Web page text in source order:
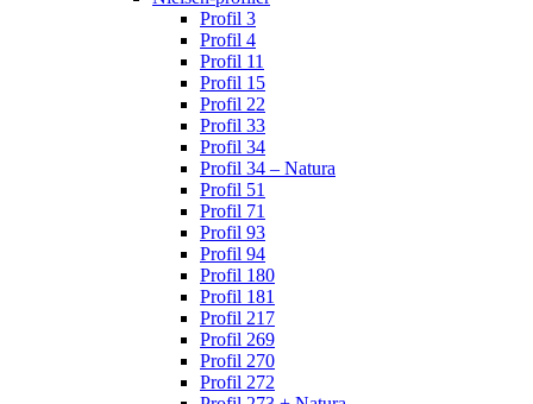
Profil 3
Profil 4
Profil 11
Profil 15
Profil 22
Profil 33
Profil 34
Profil 34 – Natura
Profil 51
Profil 71
Profil 93
Profil 94
Profil 180
Profil 181
Profil 217
Profil 269
Profil 270
Profil 272